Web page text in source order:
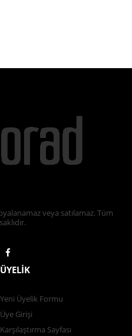
veya satılamaz. Tüm
ÜYELİK
Yeni Üyelik Formu
Üye Girişi
Karşılaştırma Sayfası